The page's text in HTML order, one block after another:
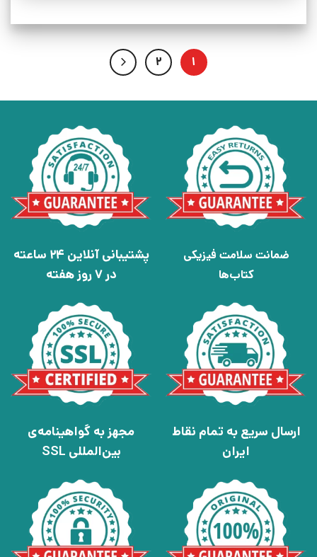
1
2
ضمانت سلامت فیزیکی
کتاب‌ها
پشتیبانی آنلاین 24 ساعته
در 7 روز هفته
ارسال سریع به تمام نقاط
ایران
مجهز به گواهینامه‌ی
بین‌المللی SSL